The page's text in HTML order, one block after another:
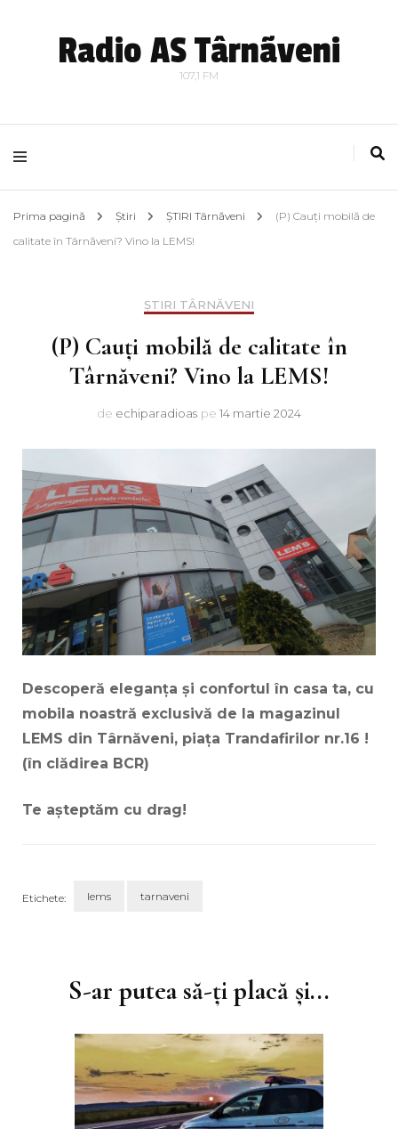
Radio AS Târnãveni
107,1 FM
Prima pagină Știri ȘTIRI Târnăveni
(P) Cauți mobilă de
calitate în Târnăveni? Vino la LEMS!
ȘTIRI TÂRNĂVENI
(P) Cauți mobilă de calitate în
Târnăveni? Vino la LEMS!
de echiparadioas pe 14 martie 2024
Descoperă eleganța și confortul în casa ta, cu
mobila noastră exclusivă de la magazinul
LEMS din Târnăveni, piața Trandafirilor nr.16 !
(în clădirea BCR)
Te așteptăm cu drag!
Etichete: lems tarnaveni
articoleS-ar putea să-ți placă și...